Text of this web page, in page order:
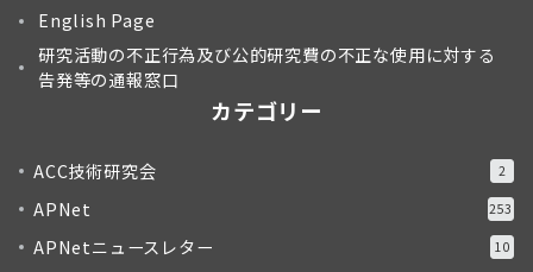
English Page
研究活動の不正行為及び公的研究費の不正な使用に対する
告発等の通報窓口
カテゴリー
ACC技術研究会 2
APNet 253
APNetニュースレター 10